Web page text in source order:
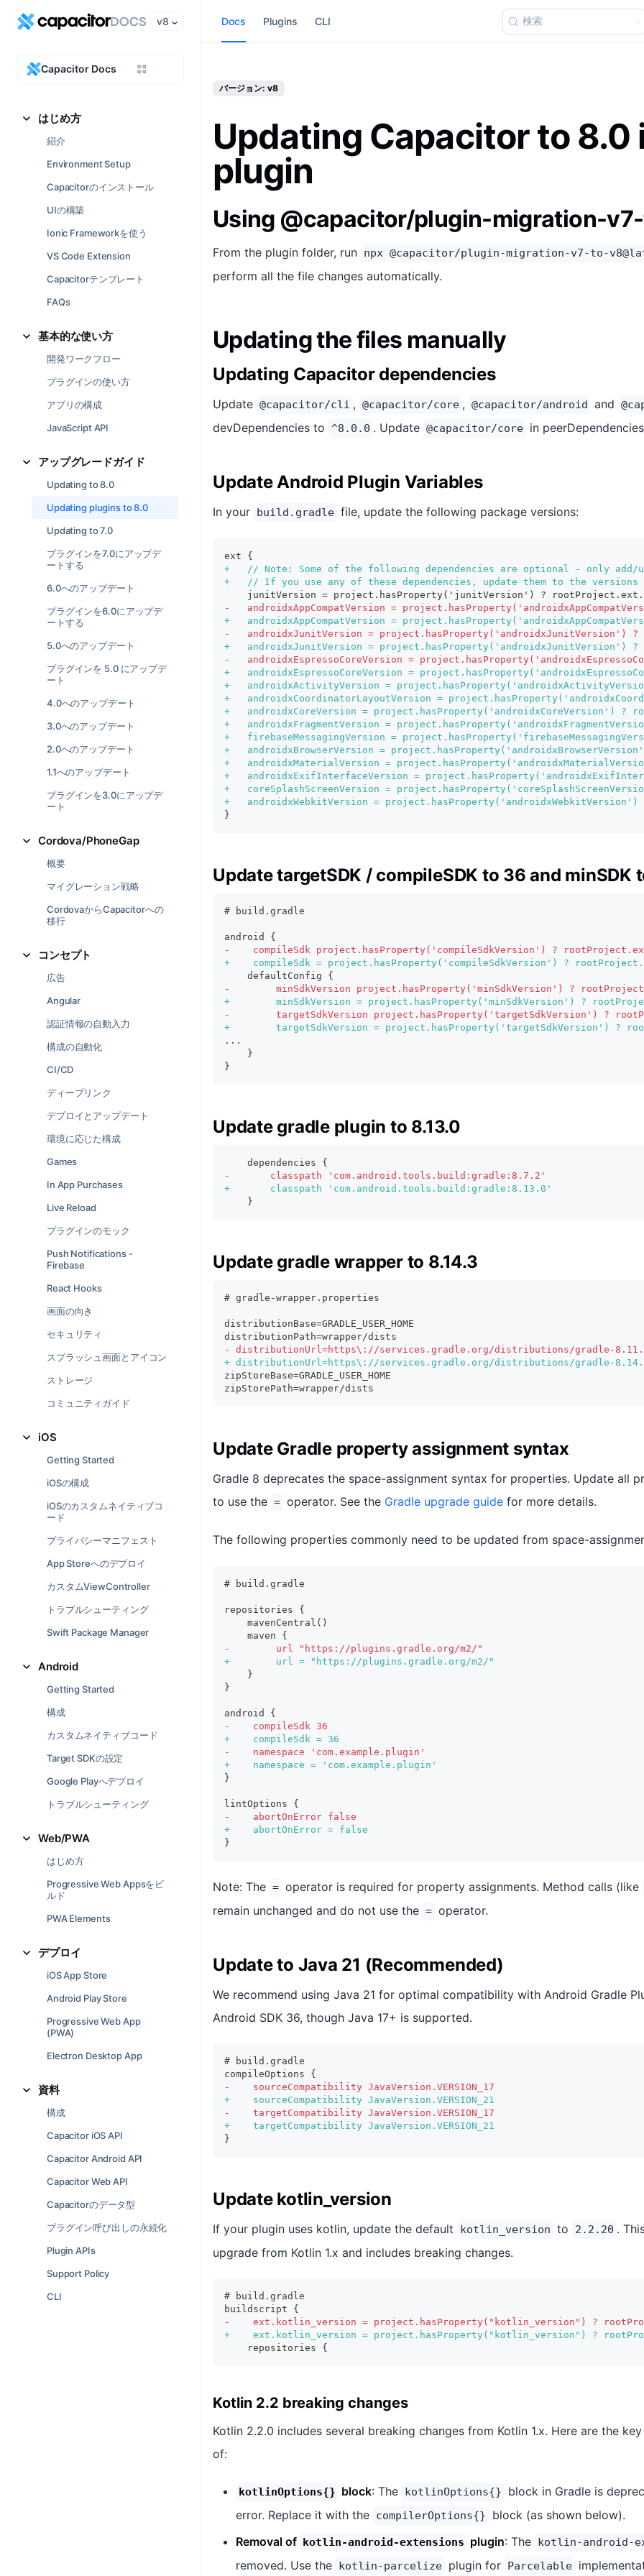
v8
Capacitor Docs
はじめ方
紹介
Environment Setup
Capacitorのインストール
UIの構築
Ionic Frameworkを使う
VS Code Extension
Capacitorテンプレート
FAQs
基本的な使い方
開発ワークフロー
プラグインの使い方
アプリの構成
JavaScript API
アップグレードガイド
Updating to 8.0
Updating plugins to 8.0
Updating to 7.0
プラグインを7.0にアップデ
ートする
6.0へのアップデート
プラグインを6.0にアップデ
ートする
5.0へのアップデート
プラグインを 5.0 にアップデ
ート
4.0へのアップデート
3.0へのアップデート
2.0へのアップデート
1.1へのアップデート
プラグインを3.0にアップデ
ート
Cordova/PhoneGap
概要
マイグレーション戦略
CordovaからCapacitorへの
移行
コンセプト
広告
Angular
認証情報の自動入力
構成の自動化
CI/CD
ディープリンク
デプロイとアップデート
環境に応じた構成
Games
In App Purchases
Live Reload
プラグインのモック
Push Notifications -
Firebase
React Hooks
画面の向き
セキュリティ
スプラッシュ画面とアイコン
ストレージ
コミュニティガイド
iOS
Getting Started
iOSの構成
iOSのカスタムネイティブコ
ード
プライバシーマニフェスト
App Storeへのデプロイ
カスタムViewController
トラブルシューティング
Swift Package Manager
Android
Getting Started
構成
カスタムネイティブコード
Target SDKの設定
Google Playへデプロイ
トラブルシューティング
Web/PWA
はじめ方
Progressive Web Appsをビ
ルド
PWA Elements
デプロイ
iOS App Store
Android Play Store
Progressive Web App
(PWA)
Electron Desktop App
資料
構成
Capacitor iOS API
Capacitor Android API
Capacitor Web API
Capacitorのデータ型
プラグイン呼び出しの永続化
Plugin APIs
Support Policy
CLI
Docs Plugins CLI 検索
バージョン: v8
Updating Capacitor to 8.0
plugin
Using @capacitor/plugin-migration-
From the plugin folder, run npx @capacitor/plugin-migration-v7-to-
perform all the file changes automatically.
Updating the files manually
Updating Capacitor dependencies
Update @capacitor/cli , @capacitor/core , @capacitor/android and
devDependencies to ^8.0.0 . Update @capacitor/core in
Update Android Plugin Variables
In your build.gradle file, update the following package versions:
ext {
+
// Note: Some of the following dependencies are optional - only add/
+
// If you use any of these dependencies, update them to the versions
junitVersion = project.hasProperty('junitVersion') ?
-
androidxAppCompatVersion =
+
androidxAppCompatVersion =
-
androidxJunitVersion = project.hasProperty('androidxJunitVersion') ?
+
androidxJunitVersion = project.hasProperty('androidxJunitVersion') ?
-
androidxEspressoCoreVersion =
+
androidxEspressoCoreVersion =
+
androidxActivityVersion =
+
androidxCoordinatorLayoutVersion =
+
androidxCoreVersion = project.hasProperty('androidxCoreVersion') ?
+
androidxFragmentVersion =
+
firebaseMessagingVersion =
+
androidxBrowserVersion =
+
androidxMaterialVersion =
+
androidxExifInterfaceVersion =
+
coreSplashScreenVersion =
+
androidxWebkitVersion = project.hasProperty('androidxWebkitVersion')
}
Update targetSDK / compileSDK to 36 and minSDK
# build.gradle
android {
-
compileSdk project.hasProperty('compileSdkVersion') ?
+
compileSdk = project.hasProperty('compileSdkVersion') ?
   defaultConfig {
-
minSdkVersion project.hasProperty('minSdkVersion') ?
+
minSdkVersion = project.hasProperty('minSdkVersion') ?
-
targetSdkVersion project.hasProperty('targetSdkVersion') ?
+
targetSdkVersion = project.hasProperty('targetSdkVersion') ?
...
   }
}
Update gradle plugin to 8.13.0
   dependencies {
-
       classpath 'com.android.tools.build:gradle:8.7.2'
+
       classpath 'com.android.tools.build:gradle:8.13.0'
   }
Update gradle wrapper to 8.14.3
# gradle-wrapper.properties
distributionBase=GRADLE_USER_HOME
distributionPath=wrapper/dists
-
distributionUrl=https\://services.gradle.org/distributions/gradle-
+ distributionUrl=https\://services.gradle.org/distributions/gradle-
zipStoreBase=GRADLE_USER_HOME
zipStorePath=wrapper/dists
Update Gradle property assignment syntax
Gradle 8 deprecates the space-assignment syntax for properties. Update all
to use the = operator. See the Gradle upgrade guide for more details.
The following properties commonly need to be updated from space-
# build.gradle
repositories {
   mavenCentral()
   maven {
-
        url "https://plugins.gradle.org/m2/"
+
        url = "https://plugins.gradle.org/m2/"
   }
}
android {
-
    compileSdk 36
+
    compileSdk = 36
-
    namespace 'com.example.plugin'
+
    namespace = 'com.example.plugin'
}
lintOptions {
-
    abortOnError false
+
    abortOnError = false
}
Note: The = operator is required for property assignments. Method calls (like
remain unchanged and do not use the = operator.
Update to Java 21 (Recommended)
We recommend using Java 21 for optimal compatibility with Android Gradle
Android SDK 36, though Java 17+ is supported.
# build.gradle
compileOptions {
-
    sourceCompatibility JavaVersion.VERSION_17
+
    sourceCompatibility JavaVersion.VERSION_21
-
    targetCompatibility JavaVersion.VERSION_17
+
    targetCompatibility JavaVersion.VERSION_21
}
Update kotlin_version
If your plugin uses kotlin, update the default kotlin_version to 2.2.20 .
upgrade from Kotlin 1.x and includes breaking changes.
# build.gradle
buildscript {
-
ext.kotlin_version = project.hasProperty("kotlin_version") ?
+
ext.kotlin_version = project.hasProperty("kotlin_version") ?
   repositories {
Kotlin 2.2 breaking changes
Kotlin 2.2.0 includes several breaking changes from Kotlin 1.x. Here are the
of:
kotlinOptions{} block: The kotlinOptions{}
block in Gradle is
error. Replace it with the compilerOptions{}
block (as shown below).
Removal of kotlin-android-extensions plugin: The kotlin-android-
removed. Use the kotlin-parcelize plugin for Parcelable